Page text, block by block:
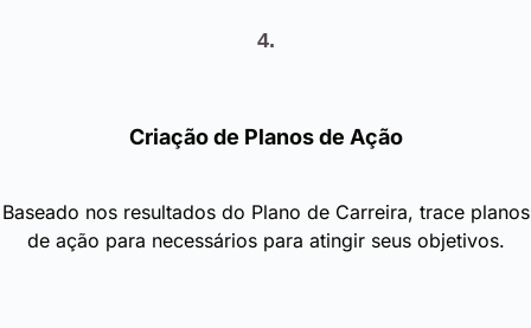
4.
Criação de Planos de Ação
Baseado nos resultados do Plano de Carreira, trace planos
de ação para necessários para atingir seus objetivos.